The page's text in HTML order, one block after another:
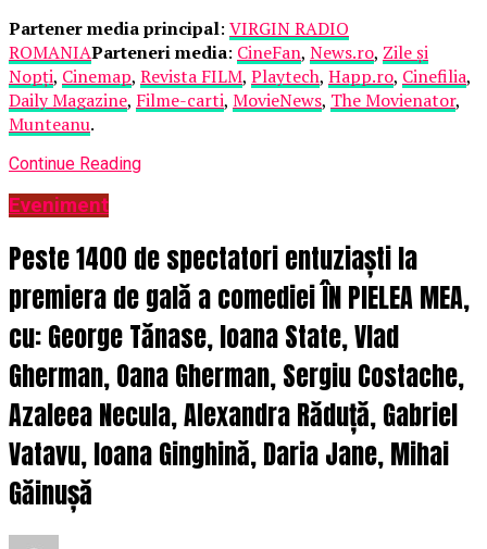
Partener media principal: VIRGIN RADIO
ROMANIAParteneri media: CineFan, News.ro, Zile și
Nopți, Cinemap, Revista FILM, Playtech, Happ.ro, Cinefilia,
Daily Magazine, Filme-carti, MovieNews, The Movienator,
Munteanu.
Continue Reading
Eveniment
Peste 1400 de spectatori entuziaști la
premiera de gală a comediei ÎN PIELEA MEA,
cu: George Tănase, Ioana State, Vlad
Gherman, Oana Gherman, Sergiu Costache,
Azaleea Necula, Alexandra Răduță, Gabriel
Vatavu, Ioana Ginghină, Daria Jane, Mihai
Găinușă